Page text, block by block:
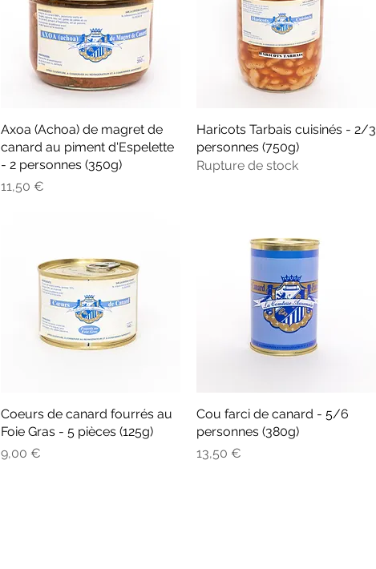
Aperçu rapide
Axoa (Achoa) de magret de
canard au piment d'Espelette
- 2 personnes (350g)
Prix
11,50 €
Aperçu rapide
Haricots Tarbais cuisinés - 2/3
personnes (750g)
Rupture de stock
Aperçu rapide
Coeurs de canard fourrés au
Foie Gras - 5 pièces (125g)
Prix
9,00 €
Aperçu rapide
Cou farci de canard - 5/6
personnes (380g)
Prix
13,50 €